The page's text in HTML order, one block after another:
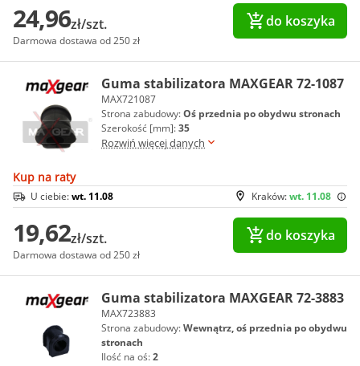
24,96zł/szt.
Darmowa dostawa od 250 zł
do koszyka
Guma stabilizatora MAXGEAR 72-1087
MAX721087
Strona zabudowy:Oś przednia po obydwu stronach
Szerokość [mm]:35
Rozwiń więcej danych
Kup na raty
Kraków:wt. 11.08
U ciebie:wt. 11.08
19,62zł/szt.
Darmowa dostawa od 250 zł
do koszyka
Guma stabilizatora MAXGEAR 72-3883
MAX723883
Strona zabudowy:Wewnątrz, oś przednia po obydwu
stronach
Ilość na oś:2